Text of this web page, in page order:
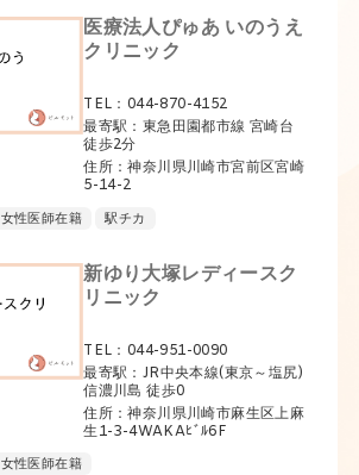
医療法人ぴゅあ いのうえ
クリニック
TEL：044-870-4152
最寄駅：東急田園都市線 宮崎台
徒歩2分
住所：神奈川県川崎市宮前区宮崎
5-14-2
女性医師在籍 駅チカ
新ゆり大塚レディースク
リニック
TEL：044-951-0090
最寄駅：JR中央本線(東京～塩尻)
信濃川島 徒歩0
住所：神奈川県川崎市麻生区上麻
生1-3-4WAKAﾋﾞﾙ6F
女性医師在籍